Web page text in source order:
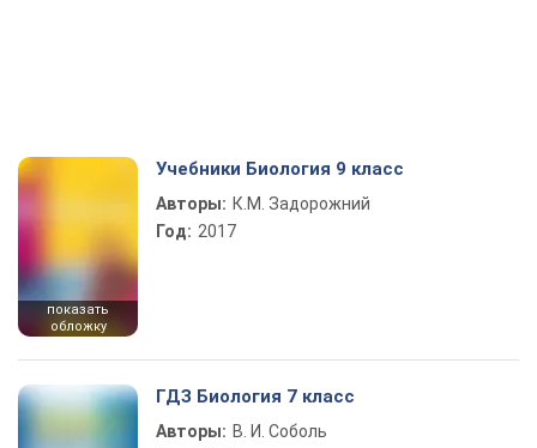
показать
обложку
Учебники Биология 9 класс
Авторы: К.М. Задорожний
Год: 2017
ГДЗ Биология 7 класс
Авторы: В. И. Соболь